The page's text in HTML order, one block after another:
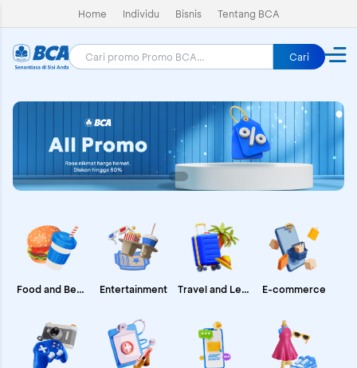
Home Individu Bisnis Tentang BCA
Cari
Food and Beverages Entertainment Travel and Leisure E-commerce